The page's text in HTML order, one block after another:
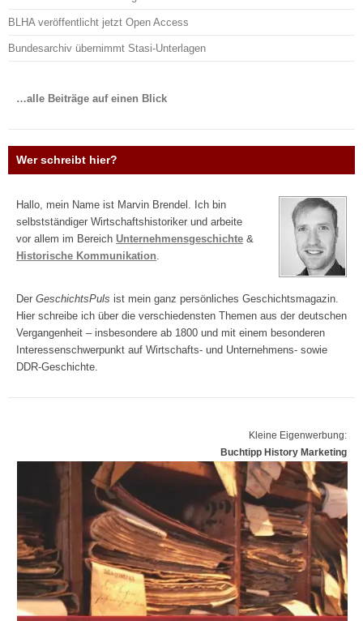
BLHA veröffentlicht jetzt Open Access
Bundesarchiv übernimmt Stasi-Unterlagen
…alle Beiträge auf einen Blick
Wer schreibt hier?
Hallo, mein Name ist Marvin Brendel. Ich bin
selbstständiger Wirtschaftshistoriker und arbeite
vor allem im Bereich Unternehmensgeschichte &
Historische Kommunikation
Der GeschichtsPuls ist mein ganz persönliches Geschichtsmagazin.
Hier schreibe ich über die verschiedensten Themen aus der deutschen
Vergangenheit – insbesondere ab 1800 und mit einem besonderen
Interessenschwerpunkt auf Wirtschafts- und Unternehmens- sowie
DDR-Geschichte.
Kleine Eigenwerbung:
Buchtipp History Marketing